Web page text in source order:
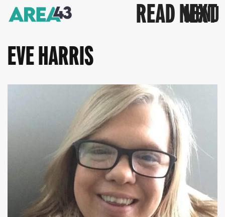
READ NEXT
EVE HARRIS